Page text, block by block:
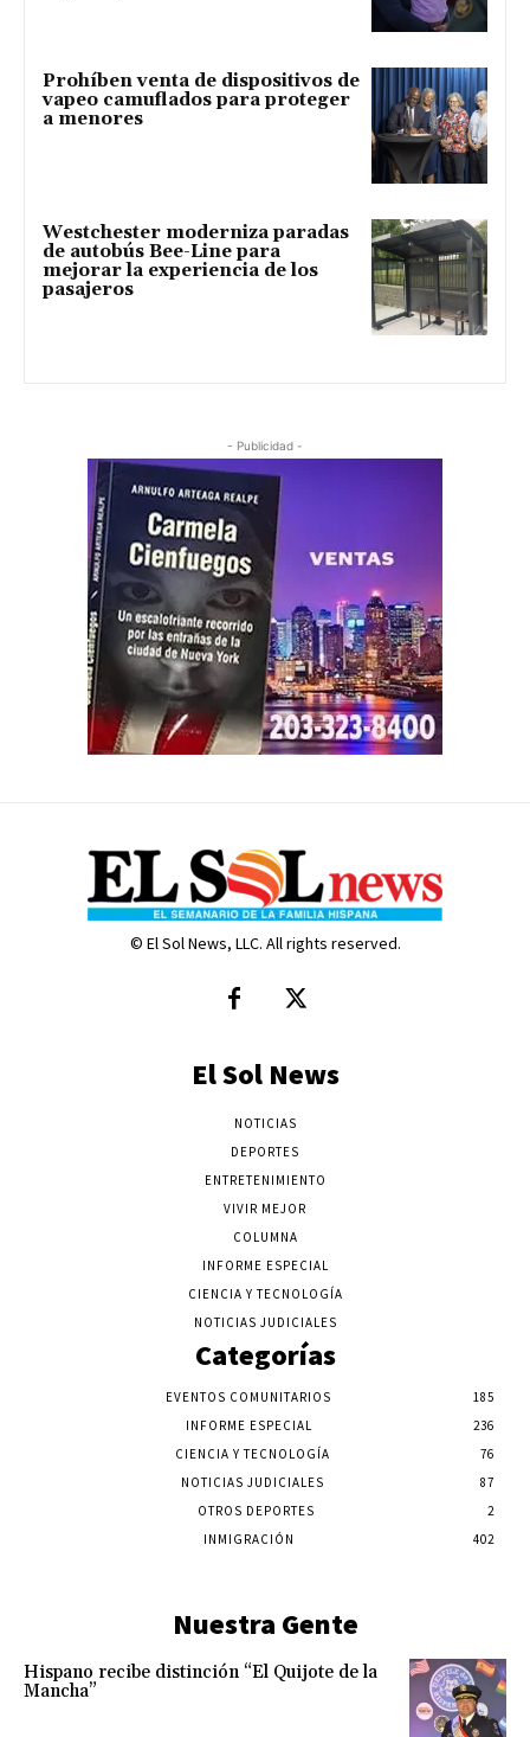
Prohíben venta de dispositivos de
vapeo camuflados para proteger
a menores
Westchester moderniza paradas
de autobús Bee-Line para
mejorar la experiencia de los
pasajeros
- Publicidad -
© El Sol News, LLC. All rights reserved.
El Sol News
NOTICIAS
DEPORTES
ENTRETENIMIENTO
VIVIR MEJOR
COLUMNA
INFORME ESPECIAL
CIENCIA Y TECNOLOGÍA
NOTICIAS JUDICIALES
Categorías
EVENTOS COMUNITARIOS
185
INFORME ESPECIAL
236
CIENCIA Y TECNOLOGÍA
76
NOTICIAS JUDICIALES
87
OTROS DEPORTES
2
INMIGRACIÓN
402
Nuestra Gente
Hispano recibe distinción “El Quijote de la
Mancha”